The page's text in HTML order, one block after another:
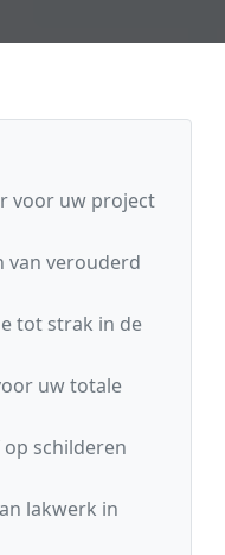
voor uw project
van verouderd
tot strak in de
uw totale
schilderen
lakwerk in